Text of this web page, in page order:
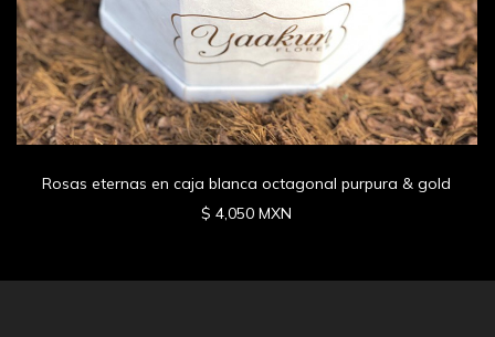
Rosas eternas en caja blanca octagonal purpura & gold
$ 4,050 MXN